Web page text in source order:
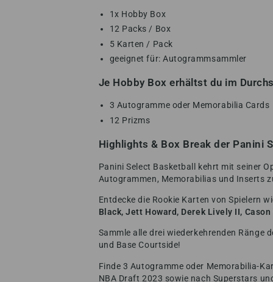
1x Hobby Box
12 Packs / Box
5 Karten / Pack
geeignet für: Autogrammsammler
Je Hobby Box erhältst du im
3 Autogramme oder Memorabilia Cards
12 Prizms
Highlights & Box Break der Panini
Panini Select Basketball kehrt mit seiner
Autogrammen, Memorabilias und Inserts
Entdecke die Rookie Karten von Spielern
Black, Jett Howard, Derek Lively II, Cason
Sammle alle drei wiederkehrenden Ränge
und Base Courtside!
Finde 3 Autogramme oder Memorabilia-
NBA Draft 2023 sowie nach Superstars